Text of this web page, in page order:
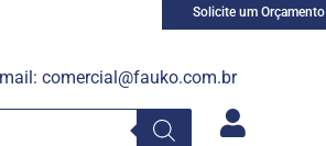
Solicite um Orçamento
comercial@fauko.com.br